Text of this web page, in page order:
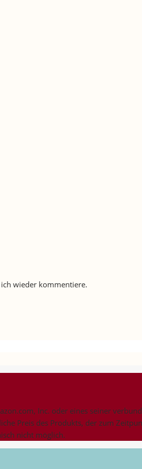
wieder kommentiere.
Inc. oder eines seiner
Preis des Produkts, der zum
nicht möglich.